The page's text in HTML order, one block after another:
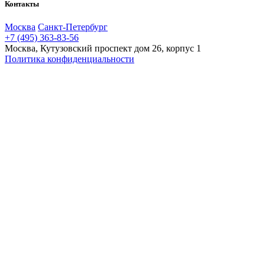
Контакты
Москва Санкт-Петербург
+7 (495) 363-83-56
Москва, Кутузовский проспект дом 26, корпус 1
Политика конфиденциальности